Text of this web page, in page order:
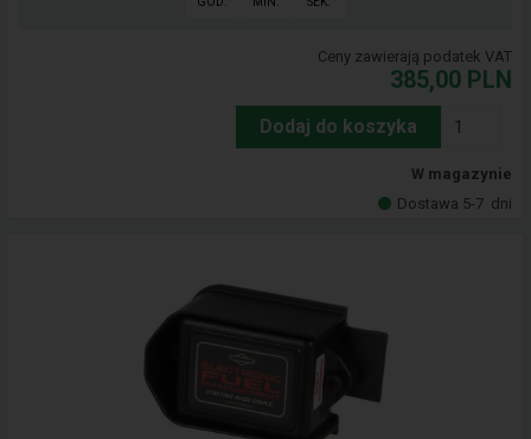
Ceny zawierają podatek VAT
385,00 PLN
Dodaj do koszyka
W magazynie
Dostawa 5-7 dni